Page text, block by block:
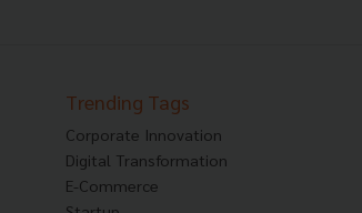
Trending Tags
Corporate Innovation
Digital Transformation
E-Commerce